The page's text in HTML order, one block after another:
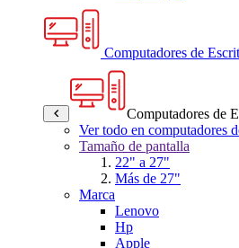
Computadores de
Computadores de
Ver todo en computadores
Tamaño de pantalla
22" a 27"
Más de 27"
Marca
Lenovo
Hp
Apple